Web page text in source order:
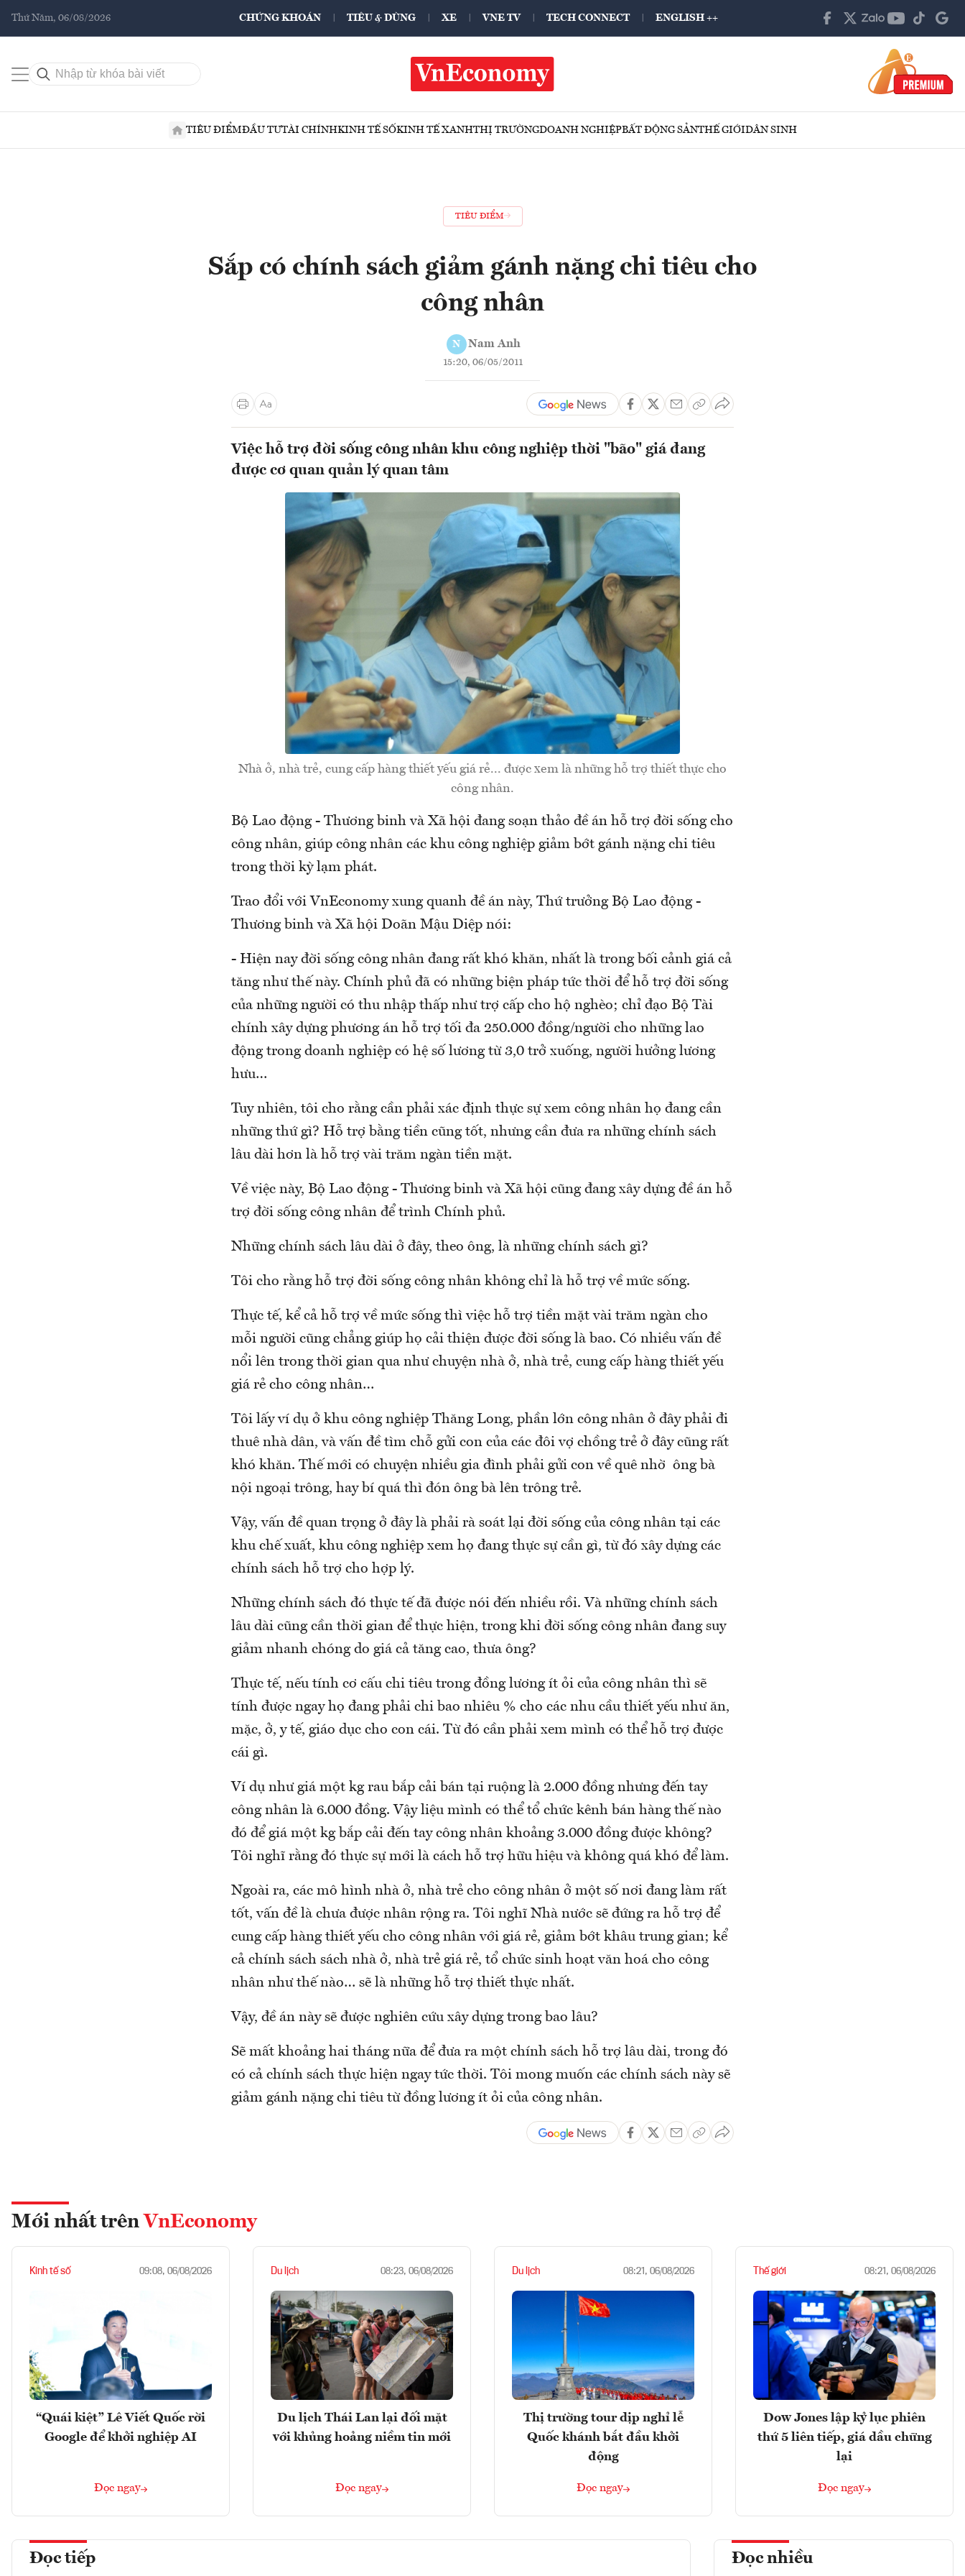
Thứ Năm, 06/08/2026 CHỨNG KHOÁN TIÊU & DÙNG XE VNE TV TECH CONNECT ENGLISH ++
TIÊU ĐIỂMĐẦU TƯTÀI CHÍNHKINH TẾ SỐKINH TẾ XANHTHỊ TRƯỜNGDOANH NGHIỆPBẤT ĐỘNG SẢNTHẾ GIỚIDÂN SINH
TIÊU ĐIỂM
Sắp có chính sách giảm gánh nặng chi tiêu cho
công nhân
N Nam Anh
15:20, 06/05/2011
Việc hỗ trợ đời sống công nhân khu công nghiệp thời "bão" giá đang
được cơ quan quản lý quan tâm
Nhà ở, nhà trẻ, cung cấp hàng thiết yếu giá rẻ... được xem là những hỗ trợ thiết thực cho
công nhân.
Bộ Lao động - Thương binh và Xã hội đang soạn thảo đề án hỗ trợ đời sống cho
công nhân, giúp công nhân các khu công nghiệp giảm bớt gánh nặng chi tiêu
trong thời kỳ lạm phát.
Trao đổi với VnEconomy xung quanh đề án này, Thứ trưởng Bộ Lao động -
Thương binh và Xã hội Doãn Mậu Diệp nói:
- Hiện nay đời sống công nhân đang rất khó khăn, nhất là trong bối cảnh giá cả
tăng như thế này. Chính phủ đã có những biện pháp tức thời để hỗ trợ đời sống
của những người có thu nhập thấp như trợ cấp cho hộ nghèo; chỉ đạo Bộ Tài
chính xây dựng phương án hỗ trợ tối đa 250.000 đồng/người cho những lao
động trong doanh nghiệp có hệ số lương từ 3,0 trở xuống, người hưởng lương
hưu…
Tuy nhiên, tôi cho rằng cần phải xác định thực sự xem công nhân họ đang cần
những thứ gì? Hỗ trợ bằng tiền cũng tốt, nhưng cần đưa ra những chính sách
lâu dài hơn là hỗ trợ vài trăm ngàn tiền mặt.
Về việc này, Bộ Lao động - Thương binh và Xã hội cũng đang xây dựng đề án hỗ
trợ đời sống công nhân để trình Chính phủ.
Những chính sách lâu dài ở đây, theo ông, là những chính sách gì?
Tôi cho rằng hỗ trợ đời sống công nhân không chỉ là hỗ trợ về mức sống.
Thực tế, kể cả hỗ trợ về mức sống thì việc hỗ trợ tiền mặt vài trăm ngàn cho
mỗi người cũng chẳng giúp họ cải thiện được đời sống là bao. Có nhiều vấn đề
nổi lên trong thời gian qua như chuyện nhà ở, nhà trẻ, cung cấp hàng thiết yếu
giá rẻ cho công nhân…
Tôi lấy ví dụ ở khu công nghiệp Thăng Long, phần lớn công nhân ở đây phải đi
thuê nhà dân, và vấn đề tìm chỗ gửi con của các đôi vợ chồng trẻ ở đây cũng rất
khó khăn. Thế mới có chuyện nhiều gia đình phải gửi con về quê nhờ ông bà
nội ngoại trông, hay bí quá thì đón ông bà lên trông trẻ.
Vậy, vấn đề quan trọng ở đây là phải rà soát lại đời sống của công nhân tại các
khu chế xuất, khu công nghiệp xem họ đang thực sự cần gì, từ đó xây dựng các
chính sách hỗ trợ cho hợp lý.
Những chính sách đó thực tế đã được nói đến nhiều rồi. Và những chính sách
lâu dài cũng cần thời gian để thực hiện, trong khi đời sống công nhân đang suy
giảm nhanh chóng do giá cả tăng cao, thưa ông?
Thực tế, nếu tính cơ cấu chi tiêu trong đồng lương ít ỏi của công nhân thì sẽ
tính được ngay họ đang phải chi bao nhiêu % cho các nhu cầu thiết yếu như ăn,
mặc, ở, y tế, giáo dục cho con cái. Từ đó cần phải xem mình có thể hỗ trợ được
cái gì.
Ví dụ như giá một kg rau bắp cải bán tại ruộng là 2.000 đồng nhưng đến tay
công nhân là 6.000 đồng. Vậy liệu mình có thể tổ chức kênh bán hàng thế nào
đó để giá một kg bắp cải đến tay công nhân khoảng 3.000 đồng được không?
Tôi nghĩ rằng đó thực sự mới là cách hỗ trợ hữu hiệu và không quá khó để làm.
Ngoài ra, các mô hình nhà ở, nhà trẻ cho công nhân ở một số nơi đang làm rất
tốt, vấn đề là chưa được nhân rộng ra. Tôi nghĩ Nhà nước sẽ đứng ra hỗ trợ để
cung cấp hàng thiết yếu cho công nhân với giá rẻ, giảm bớt khâu trung gian; kể
cả chính sách sách nhà ở, nhà trẻ giá rẻ, tổ chức sinh hoạt văn hoá cho công
nhân như thế nào… sẽ là những hỗ trợ thiết thực nhất.
Vậy, đề án này sẽ được nghiên cứu xây dựng trong bao lâu?
Sẽ mất khoảng hai tháng nữa để đưa ra một chính sách hỗ trợ lâu dài, trong đó
có cả chính sách thực hiện ngay tức thời. Tôi mong muốn các chính sách này sẽ
giảm gánh nặng chi tiêu từ đồng lương ít ỏi của công nhân.
Mới nhất trên VnEconomy
Kinh tế số 09:08, 06/08/2026
“Quái kiệt” Lê Viết Quốc rời
Google để khởi nghiệp AI
Đọc ngay
Du lịch 08:23, 06/08/2026
Du lịch Thái Lan lại đối mặt
với khủng hoảng niềm tin mới
Đọc ngay
Du lịch 08:21, 06/08/2026
Thị trường tour dịp nghỉ lễ
Quốc khánh bắt đầu khởi
động
Đọc ngay
Thế giới 08:21, 06/08/2026
Dow Jones lập kỷ lục phiên
thứ 5 liên tiếp, giá dầu chững
lại
Đọc ngay
Đọc tiếp Đọc nhiều